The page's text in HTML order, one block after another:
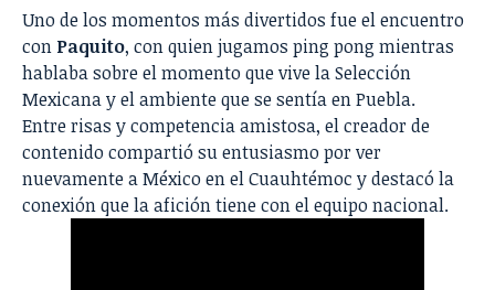
Uno de los momentos más divertidos fue el encuentro
con Paquito, con quien jugamos ping pong mientras
hablaba sobre el momento que vive la Selección
Mexicana y el ambiente que se sentía en Puebla.
Entre risas y competencia amistosa, el creador de
contenido compartió su entusiasmo por ver
nuevamente a México en el Cuauhtémoc y destacó la
conexión que la afición tiene con el equipo nacional.